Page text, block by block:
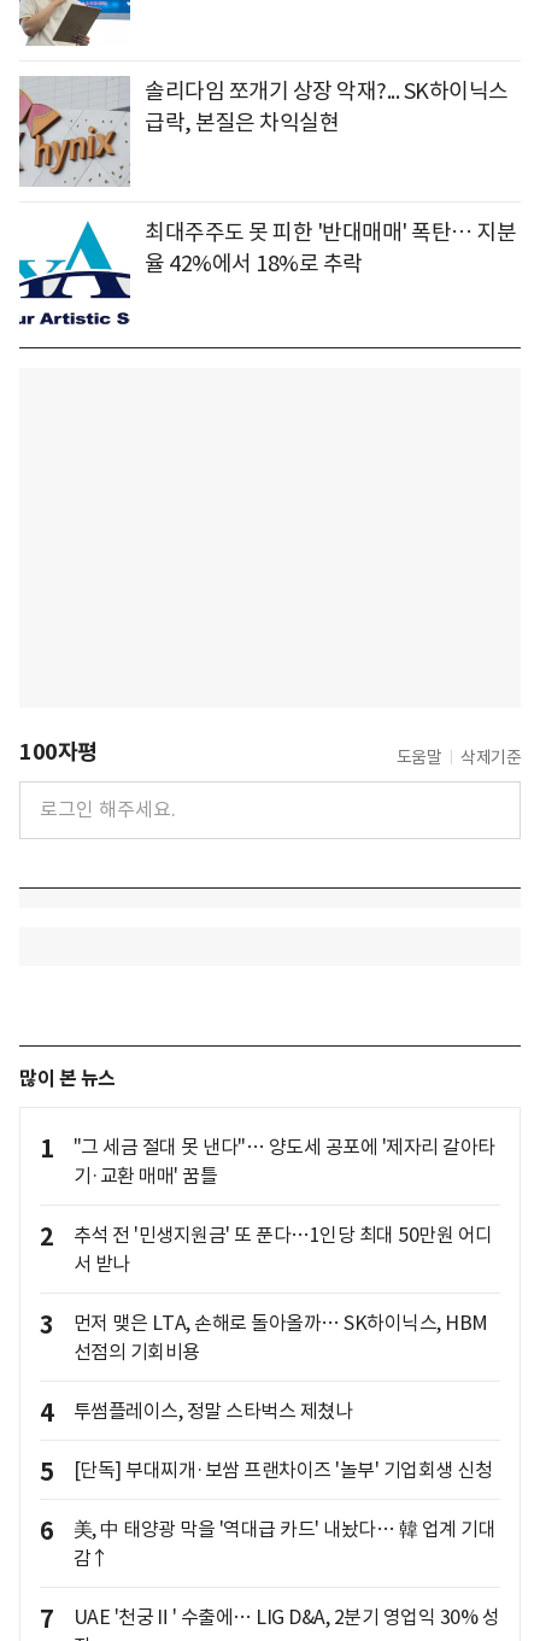
솔리다임 쪼개기 상장 악재?... SK하이닉스
급락, 본질은 차익실현
최대주주도 못 피한 '반대매매' 폭탄… 지분
율 42%에서 18%로 추락
100자평 도움말 삭제기준
많이 본 뉴스
1
"그 세금 절대 못 낸다"… 양도세 공포에 '제자리 갈아타
기·교환 매매' 꿈틀
2
추석 전 '민생지원금' 또 푼다…1인당 최대 50만원 어디
서 받나
3
먼저 맺은 LTA, 손해로 돌아올까… SK하이닉스, HBM
선점의 기회비용
4 투썸플레이스, 정말 스타벅스 제쳤나
5 [단독] 부대찌개·보쌈 프랜차이즈 '놀부' 기업회생 신청
6
美, 中 태양광 막을 '역대급 카드' 내놨다… 韓 업계 기대
감↑
7
UAE '천궁Ⅱ' 수출에… LIG D&A, 2분기 영업익 30% 성